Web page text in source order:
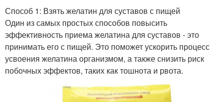
Способ 1: Взять желатин для суставов с пищей
Один из самых простых способов повысить
эффективность приема желатина для суставов - это
принимать его с пищей. Это поможет ускорить процесс
усвоения желатина организмом, а также снизить риск
побочных эффектов, таких как тошнота и рвота.